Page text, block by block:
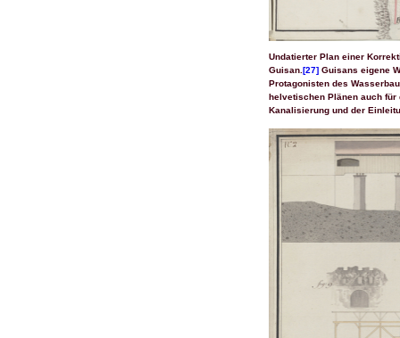
Undatierter Plan einer
Guisan. [27]Guisans eigene
Protagonisten des
helvetischen Plänen auch
Kanalisierung und der